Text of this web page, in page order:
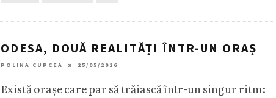
ODESA, DOUĂ REALITĂȚI ÎNTR-UN ORAȘ
POLINA CUPCEA 25/05/2026
Există orașe care par să trăiască într-un singur ritm: